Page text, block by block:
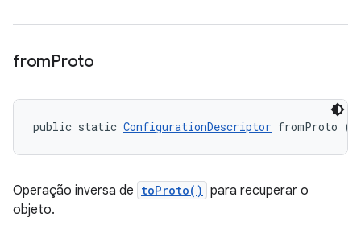
fromProto
public static ConfigurationDescriptor fromProto
Operação inversa de toProto() para recuperar o
objeto.